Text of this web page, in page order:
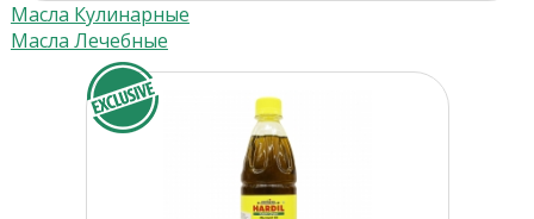
Масла Кулинарные
Масла Лечебные